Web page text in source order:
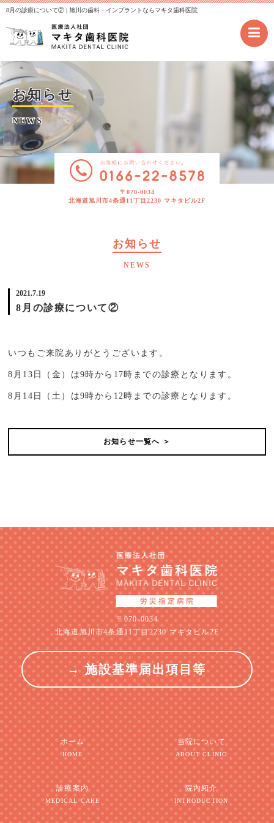
8月の診療について② | 旭川の歯科・インプラントならマキタ歯科医院
お知らせ
NEWS
〒070-0034
北海道旭川市4条通11丁目2230 マキタビル2F
お知らせ
NEWS
2021.7.19
8月の診療について②
いつもご来院ありがとうございます。
8 月 13 日（金）は9時から 17時までの診療となります。
8 月 14 日（土）は9時から 12時までの診療となります。
お知らせ一覧へ ＞
〒070-0034
北海道旭川市4条通11丁目2230 マキタビル2F
→ 施設基準届出項目等
ホーム
HOME
当院について
ABOUT CLINIC
診療案内
MEDICAL CARE
院内紹介
INTRODUCTION